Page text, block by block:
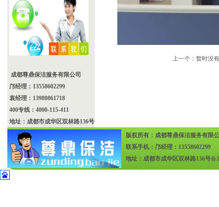
成都尊鼎保洁服务有限公司
邝经理：13558602299
袁经理：13980861718
400专线：4000-115-411
地址：成都市成华区双林路136号
上一个：暂时没有
版权所有：成都尊鼎保洁服务有限
联系手机：邝经理：13558602299
地址：成都市成华区双林路136号备